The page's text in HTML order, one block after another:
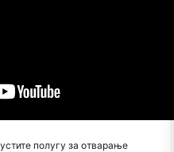
полугу за отварање